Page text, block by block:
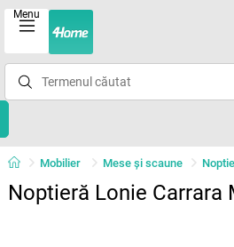
Menu
Mobilier Mese şi scaune
Noptieră Lonie Carrara